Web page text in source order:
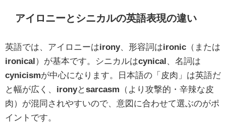
アイロニーとシニカルの英語表現の違い
英語では、アイロニーはirony、形容詞はironic （または
ironical）が基本です。シニカルはcynical 、名詞は
cynicismが中心になります。日本語の「皮肉」は英語だ
と幅が広く、 ironyとsarcasm （より攻撃的・辛辣な皮
肉）が混同されやすいので、意図に合わせて選ぶのがポ
イントです。